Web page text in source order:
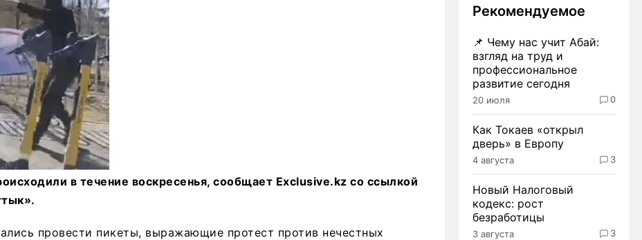
в течение воскресенья, сообщает Exclusive.kz со ссылкой
провести пикеты, выражающие протест против нечестных
Рекомендуемое
📌 Чему нас учит Абай:
взгляд на труд и
профессиональное
развитие сегодня
20 июля 0
Как Токаев «открыл
дверь» в Европу
4 августа 3
Новый Налоговый
кодекс: рост
безработицы
3 августа 3